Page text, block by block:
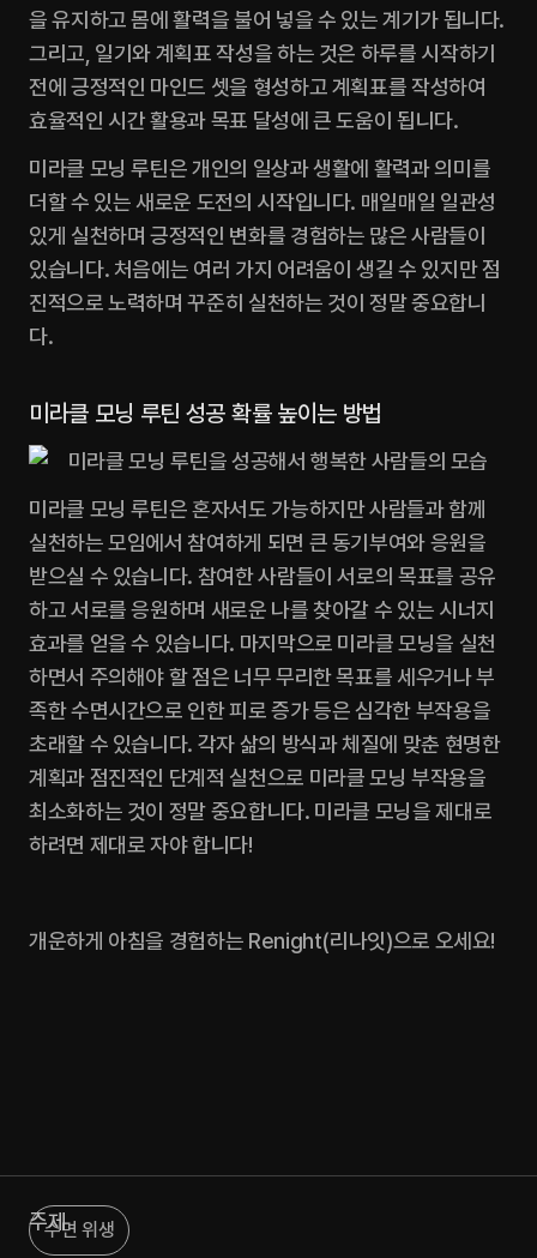
을 유지하고 몸에 활력을 불어 넣을 수 있는 계기가 됩니다.
그리고, 일기와 계획표 작성을 하는 것은 하루를 시작하기
전에 긍정적인 마인드 셋을 형성하고 계획표를 작성하여
효율적인 시간 활용과 목표 달성에 큰 도움이 됩니다.‍
미라클 모닝 루틴은 개인의 일상과 생활에 활력과 의미를
더할 수 있는 새로운 도전의 시작입니다. 매일매일 일관성
있게 실천하며 긍정적인 변화를 경험하는 많은 사람들이
있습니다. 처음에는 여러 가지 어려움이 생길 수 있지만 점
진적으로 노력하며 꾸준히 실천하는 것이 정말 중요합니
다.
미라클 모닝 루틴 성공 확률 높이는 방법
미라클 모닝 루틴은 혼자서도 가능하지만 사람들과 함께
실천하는 모임에서 참여하게 되면 큰 동기부여와 응원을
받으실 수 있습니다. 참여한 사람들이 서로의 목표를 공유
하고 서로를 응원하며 새로운 나를 찾아갈 수 있는 시너지
효과를 얻을 수 있습니다. 마지막으로 미라클 모닝을 실천
하면서 주의해야 할 점은 너무 무리한 목표를 세우거나 부
족한 수면시간으로 인한 피로 증가 등은 심각한 부작용을
초래할 수 있습니다. 각자 삶의 방식과 체질에 맞춘 현명한
계획과 점진적인 단계적 실천으로 미라클 모닝 부작용을
최소화하는 것이 정말 중요합니다. 미라클 모닝을 제대로
하려면 제대로 자야 합니다!
개운하게 아침을 경험하는 Renight(리나잇)으로 오세요!
주제
수면 위생